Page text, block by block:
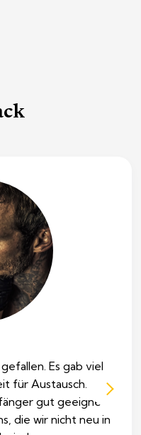
Es gab viel
für Austausch.
gut geeignet
die wir nicht neu in